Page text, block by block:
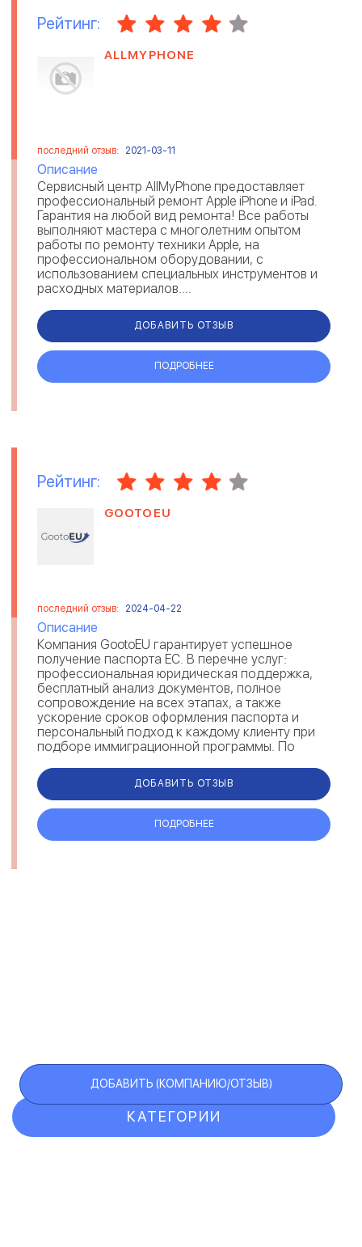
Рейтинг:
ALLMYPHONE
последний отзыв: 2021-03-11
Описание
Сервисный центр AllMyPhone предоставляет
профессиональный ремонт Apple iPhone и iPad.
Гарантия на любой вид ремонта! Все работы
выполняют мастера с многолетним опытом
работы по ремонту техники Apple, на
профессиональном оборудовании, с
использованием специальных инструментов и
расходных материалов....
ДОБАВИТЬ ОТЗЫВ
ПОДРОБНЕЕ
Рейтинг:
GOOTOEU
последний отзыв: 2024-04-22
Описание
Компания GootoEU гарантирует успешное
получение паспорта ЕС. В перечне услуг:
профессиональная юридическая поддержка,
бесплатный анализ документов, полное
сопровождение на всех этапах, а также
ускорение сроков оформления паспорта и
персональный подход к каждому клиенту при
подборе иммиграционной программы. По
получения румы...
ДОБАВИТЬ ОТЗЫВ
ПОДРОБНЕЕ
КАТЕГОРИИ
ДОБАВИТЬ (КОМПАНИЮ/ОТЗЫВ)